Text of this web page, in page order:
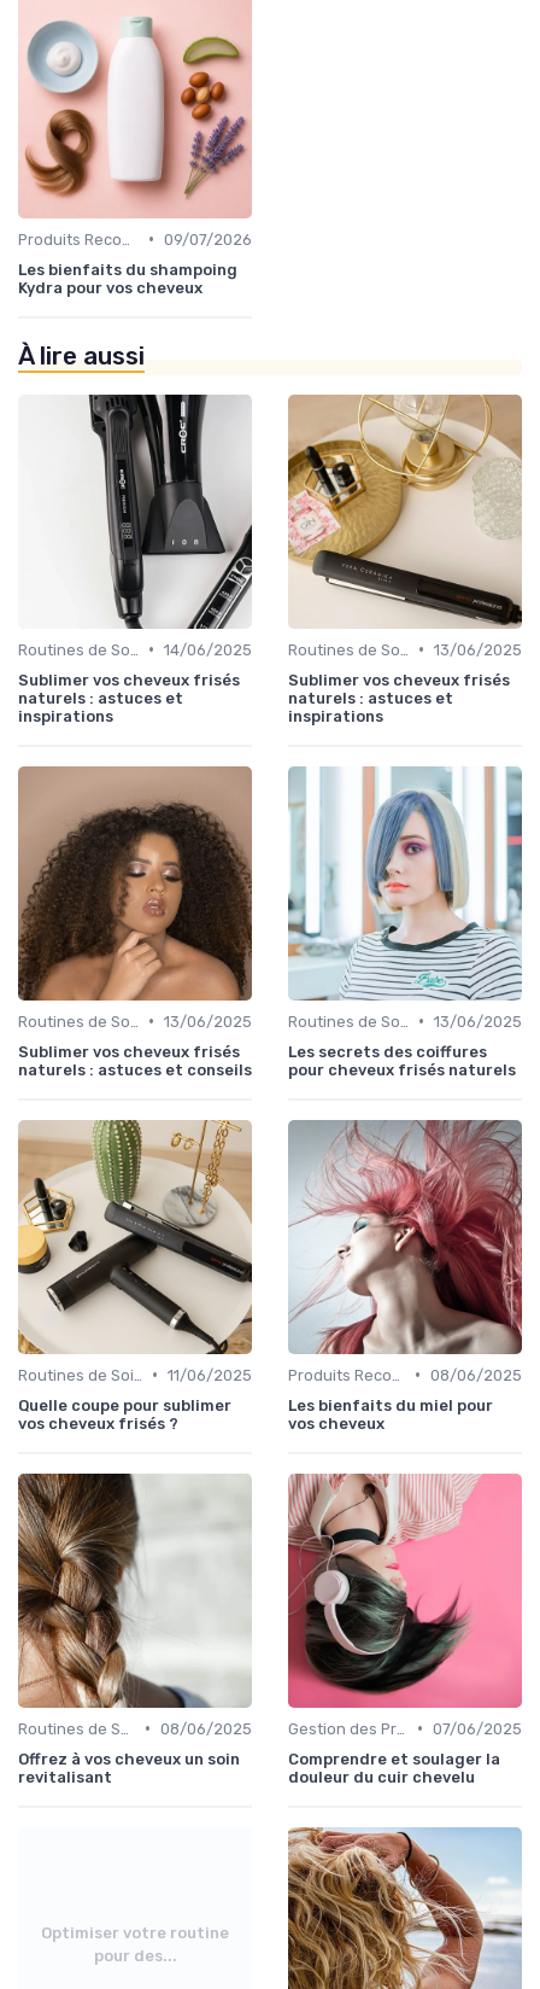
• 09/07/2026
Les bienfaits du shampoing
Kydra pour vos cheveux
À lire aussi
• 14/06/2025
Sublimer vos cheveux frisés
naturels : astuces et
inspirations
• 13/06/2025
Sublimer vos cheveux frisés
naturels : astuces et
inspirations
• 13/06/2025
Sublimer vos cheveux frisés
naturels : astuces et conseils
• 13/06/2025
Les secrets des coiffures
pour cheveux frisés naturels
• 11/06/2025
Quelle coupe pour sublimer
vos cheveux frisés ?
• 08/06/2025
Les bienfaits du miel pour
vos cheveux
• 08/06/2025
Offrez à vos cheveux un soin
revitalisant
• 07/06/2025
Comprendre et soulager la
douleur du cuir chevelu
Optimiser votre routine
pour des...